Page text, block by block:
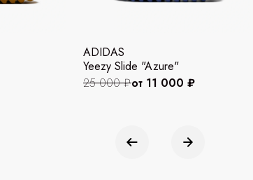
ADIDAS
Yeezy Slide "Azure"
25 000 ₽от 11 000 ₽